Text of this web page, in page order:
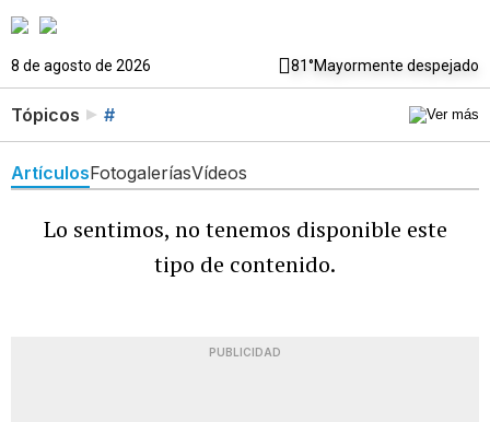
8 de agosto de 2026 81°Mayormente despejado
Tópicos #
ArtículosFotogaleríasVídeos
Lo sentimos, no tenemos disponible este
tipo de contenido.
PUBLICIDAD